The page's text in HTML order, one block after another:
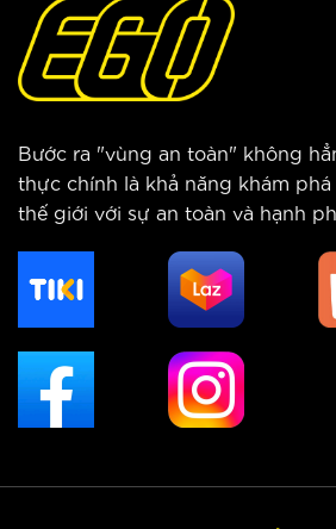
Bước ra "vùng an toàn" không
thực chính là khả năng khám
thế giới với sự an toàn và hạnh